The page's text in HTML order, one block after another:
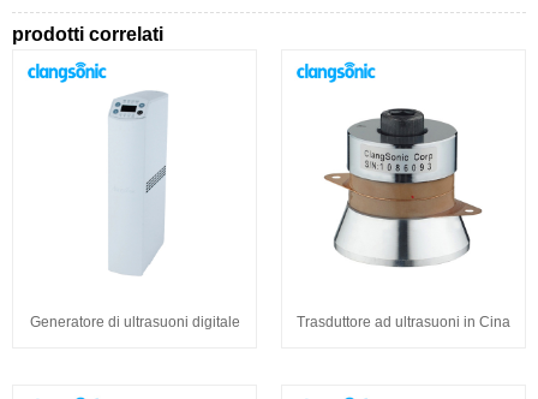
prodotti correlati
Generatore di ultrasuoni digitale Trasduttore ad ultrasuoni in Cina